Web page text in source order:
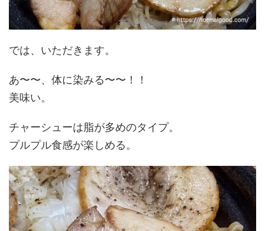
では、いただきます。
あ〜〜、体に染みる〜〜！！
美味い。
チャーシューは脂が多めのタイプ。
プルプル食感が楽しめる。